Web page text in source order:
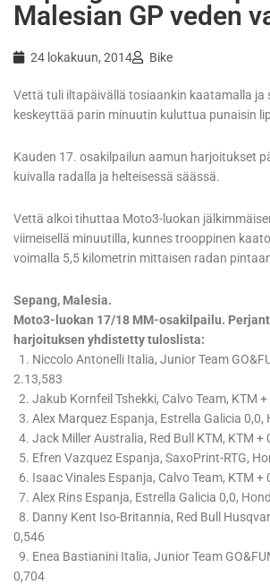
Malesian GP veden
24 lokakuun, 2014 Bike
Vettä tuli iltapäivällä tosiaankin kaatamalla ja
keskeyttää parin minuutin kuluttua punaisin
Kauden 17. osakilpailun aamun harjoitukset
kuivalla radalla ja helteisessä säässä.
Vettä alkoi tihuttaa Moto3-luokan
viimeisellä minuutilla, kunnes trooppinen
voimalla 5,5 kilometrin mittaisen radan
Sepang, Malesia.
Moto3-luokan 17/18 MM-osakilpailu.
harjoituksen yhdistetty tuloslista:
1. Niccolo Antonelli Italia, Junior Team
2.13,583
2. Jakub Kornfeil Tshekki, Calvo Team, KTM +
3. Alex Marquez Espanja, Estrella Galicia 0,0,
4. Jack Miller Australia, Red Bull KTM, KTM +
5. Efren Vazquez Espanja, SaxoPrint-RTG,
6. Isaac Vinales Espanja, Calvo Team, KTM +
7. Alex Rins Espanja, Estrella Galicia 0,0,
8. Danny Kent Iso-Britannia, Red Bull
0,546
9. Enea Bastianini Italia, Junior Team
0,704